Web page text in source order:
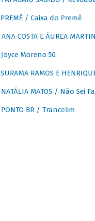
PREMÊ / Caixa do Premê
ANA COSTA E ÁUREA
Joyce Moreno 50
SURAMA RAMOS E
NATÁLIA MATOS / Não Sei
PONTO BR / Trancelim